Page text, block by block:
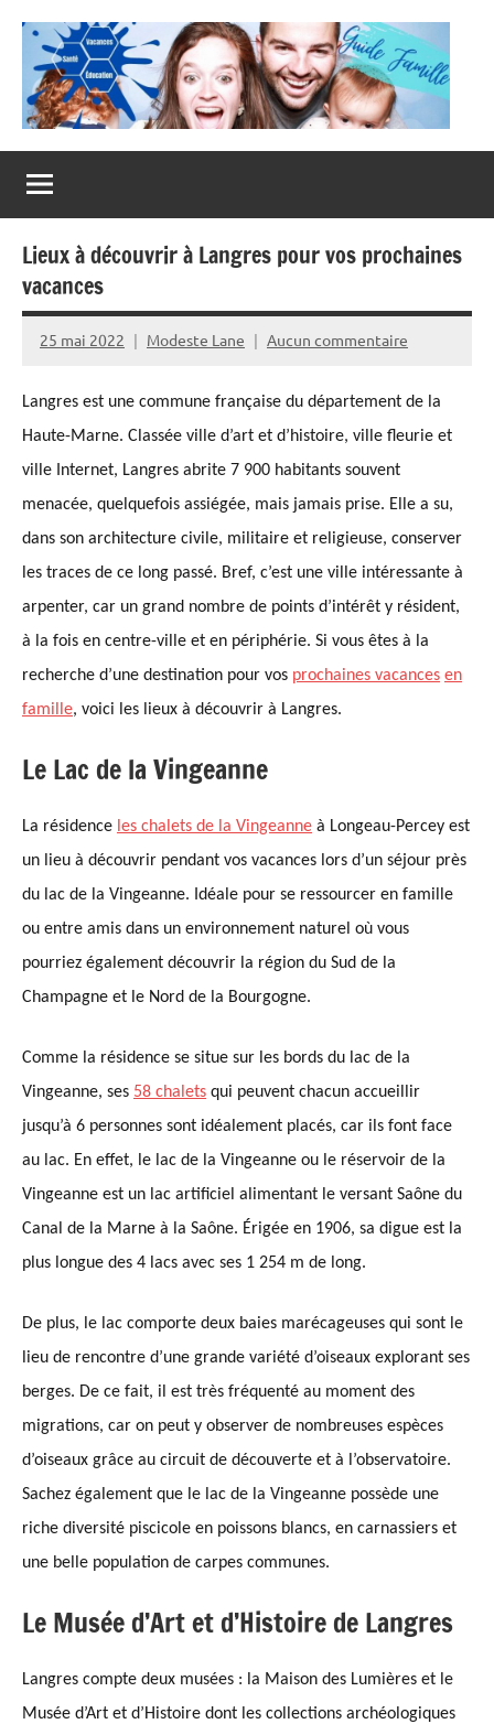
contenu
Guide
Famille
Lieux à découvrir à Langres pour vos prochaines
vacances
25 mai 2022 Modeste Lane Aucun commentaire
Langres est une commune française du département de la
Haute-Marne. C lassée ville d’art et d’histoire, ville fleurie et
ville Internet, Langres abrite 7 900 habitants souvent
menacée, quelquefois assiégée, mais jamais prise. E lle a su,
dans son architecture civile, militaire et religieuse, conserver
les traces de ce long passé. Bref, c’est une ville intéressante à
arpenter, car un grand nombre de points d’intérêt y résident,
à la fois en centre-ville et en périphérie. Si vous êtes à la
recherche d’une destination pour vos prochaines vacances en
famille, voici les lieux à découvrir à Langres.
Le Lac de la Vingeanne
La résidence les chalets de la Vingeanne à Longeau-Percey est
un lieu à découvrir pendant vos vacances lors d’un séjour près
du lac de la Vingeanne. Idéale pour se ressourcer en famille
ou entre amis dans un environnement naturel où vous
pourriez également découvrir la région du Sud de la
Champagne et le Nord de la Bourgogne.
Comme la résidence se situe sur les bords du lac de la
Vingeanne, ses 58 chalets qui peuvent chacun accueillir
jusqu’à 6 personnes sont idéalement placés, car ils font face
au lac. En effet, le lac de la Vingeanne ou le réservoir de la
Vingeanne est un lac artificiel alimentant le versant Saône du
Canal de la Marne à la Saône. Érigée en 1906, sa digue est la
plus longue des 4 lacs avec ses 1 254 m de long.
De plus, le lac comporte deux baies marécageuses qui sont le
lieu de rencontre d’une grande variété d’oiseaux explorant ses
berges. De ce fait, il est très fréquenté au moment des
migrations, car on peut y observer de nombreuses espèces
d’oiseaux grâce au circuit de découverte et à l’observatoire.
Sachez également que le lac de la Vingeanne possède une
riche diversité piscicole en poissons blancs, en carnassiers et
une belle population de carpes communes.
Le Musée d’Art et d’Histoire de Langres
Langres compte deux musées : la Maison des Lumières et le
Musée d’Art et d’Histoire dont les collections archéologiques